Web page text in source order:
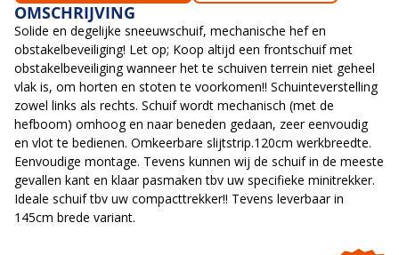
OMSCHRIJVING
Solide en degelijke sneeuwschuif, mechanische hef en
obstakelbeveiliging! Let op; Koop altijd een frontschuif met
obstakelbeveiliging wanneer het te schuiven terrein niet geheel
vlak is, om horten en stoten te voorkomen!! Schuinteverstelling
zowel links als rechts. Schuif wordt mechanisch (met de
hefboom) omhoog en naar beneden gedaan, zeer eenvoudig
en vlot te bedienen. Omkeerbare slijtstrip.120cm werkbreedte.
Eenvoudige montage. Tevens kunnen wij de schuif in de meeste
gevallen kant en klaar pasmaken tbv uw specifieke minitrekker.
Ideale schuif tbv uw compacttrekker!! Tevens leverbaar in
145cm brede variant.